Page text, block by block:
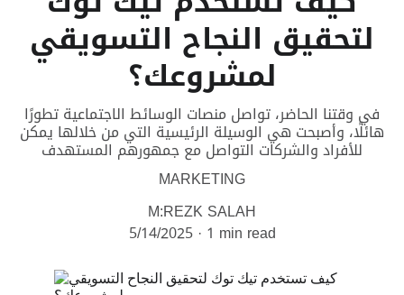
لتحقيق النجاح التسويقي
لمشروعك؟
في وقتنا الحاضر، تواصل منصات الوسائط الاجتماعية تطورًا
هائلًا، وأصبحت هي الوسيلة الرئيسية التي من خلالها يمكن
للأفراد والشركات التواصل مع جمهورهم المستهدف
MARKETING
M:REZK SALAH
5/14/2025 1 min read